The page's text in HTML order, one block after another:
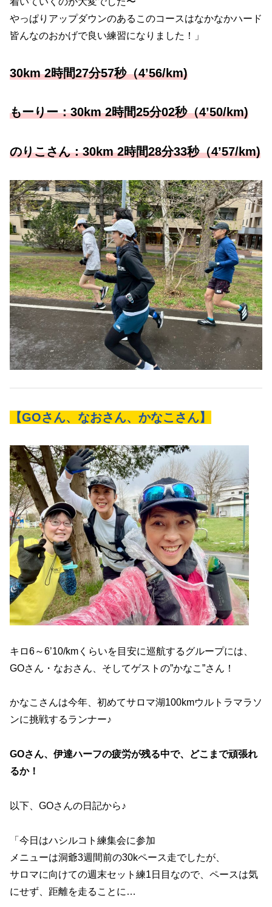
やっぱりアップダウンのあるこのコースはなかなかハード
皆んなのおかげで良い練習になりました！」
30km 2時間27分57秒（4’56/km)
もーりー：30km 2時間25分02秒（4’50/km)
のりこさん：30km 2時間28分33秒（4’57/km)
【GOさん、なおさん、かなこさん】
キロ6～6’10/kmくらいを目安に巡航するグループには、
GOさん・なおさん、そしてゲストの”かなこ”さん！
かなこさんは今年、初めてサロマ湖100kmウルトラマラソ
ンに挑戦するランナー♪
GOさん、伊達ハーフの疲労が残る中で、どこまで頑張れ
るか！
以下、GOさんの日記から♪
「今日はハシルコト練集会に参加
メニューは洞爺3週間前の30kペース走でしたが、
サロマに向けての週末セット練1日目なので、ペースは気
にせず、距離を走ることに…